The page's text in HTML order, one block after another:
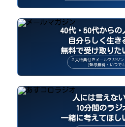
40代・50代からの
自分らしく生き
無料で受け取りた
３大特典付きメールマガジン
（登録無料・いつで
人には言えな
10分間のラジ
一緒に考えてほし